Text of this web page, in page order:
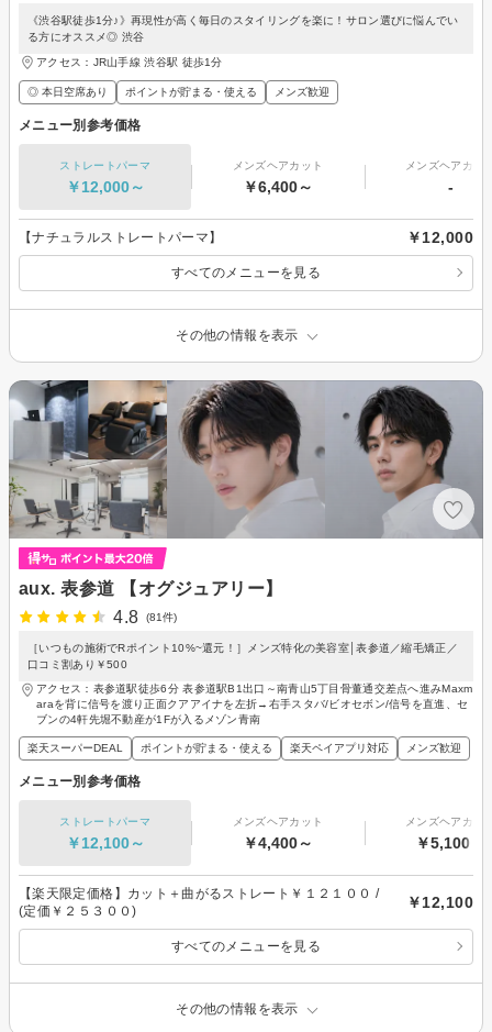
《渋谷駅徒歩1分♪》再現性が高く毎日のスタイリングを楽に！サロン選びに悩んでい
る方にオススメ◎ 渋谷
アクセス：JR山手線 渋谷駅 徒歩1分
◎ 本日空席あり ポイントが貯まる・使える メンズ歓迎
メニュー別参考価格
ストレートパーマ
￥12,000～
メンズヘアカット
￥6,400～
メンズヘアカラ
-
【ナチュラルストレートパーマ】 ￥12,000
すべてのメニューを見る
その他の情報を表示
aux. 表参道 【オグジュアリー】
4.8
(81件)
［いつもの施術でRポイント10%~還元！］メンズ特化の美容室│表参道／縮毛矯正／
口コミ割あり￥500
アクセス：表参道駅徒歩6分 表参道駅B1出口～南青山5丁目骨董通交差点へ進みMaxm
araを背に信号を渡り正面クアアイナを左折→右手スタバ/ビオセボン/信号を直進、セ
ブンの4軒先堀不動産が1Fが入るメゾン青南
楽天スーパーDEAL ポイントが貯まる・使える 楽天ペイアプリ対応 メンズ歓迎
メニュー別参考価格
ストレートパーマ
￥12,100～
メンズヘアカット
￥4,400～
メンズヘアカラ
￥5,100～
【楽天限定価格】カット＋曲がるストレート￥１２１００ /
(定価￥２５３００)
￥12,100
すべてのメニューを見る
その他の情報を表示